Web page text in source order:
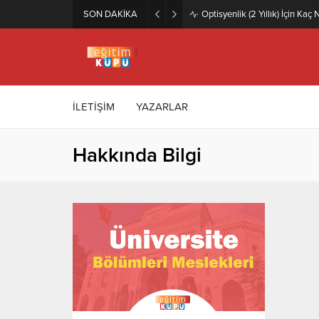
SON DAKİKA Optisyenlik (2 Yıllık) İçin Kaç
İLETİŞİM YAZARLAR
Hakkında Bilgi